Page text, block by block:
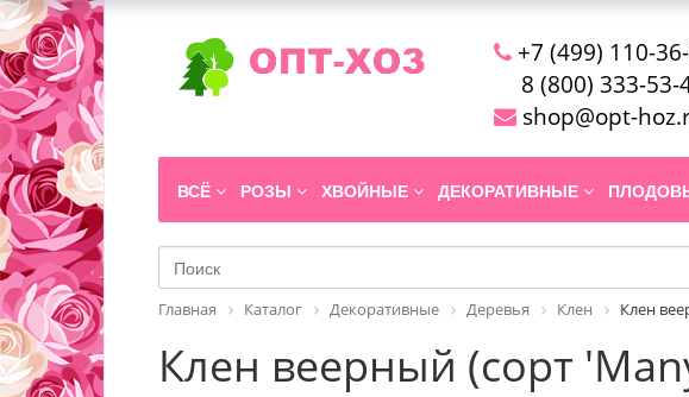
+7 (499) 110-
8 (800) 333-53-
shop@opt-
ВСЁ РОЗЫ ХВОЙНЫЕ ДЕКОРАТИВНЫЕ
Главная Каталог Декоративные Деревья Клен Клен
Клен веерный (сорт